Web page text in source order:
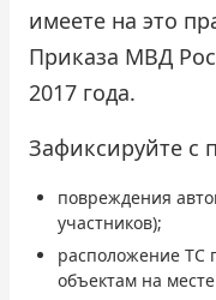
имеете на это
Приказа МВД
2017 года.
Зафиксируйте
повреждения
участников);
расположение
объектам на